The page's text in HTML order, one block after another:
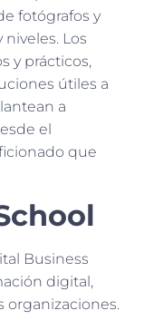
fotógrafos y
Los
y prácticos,
útiles a
a
el
que
Business
digital,
organizaciones.